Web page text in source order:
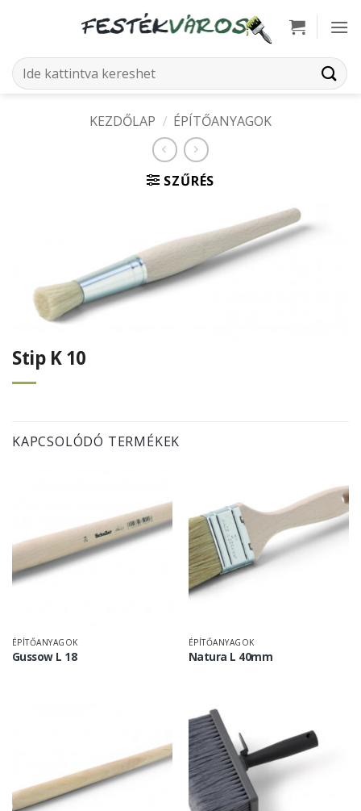
Keresés
a
KEZDŐLAP / ÉPÍTŐANYAGOK
SZŰRÉS
Stip K 10
KAPCSOLÓDÓ TERMÉKEK
ÉPÍTŐANYAGOK
Gussow L 18
ÉPÍTŐANYAGOK
Natura L 40mm